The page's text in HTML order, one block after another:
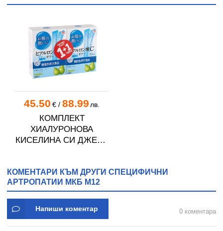
45.50 €/ 88.99 лв.
КОМПЛЕКТ
ХИАЛУРОНОВА
КИСЕЛИНА СИ ДЖЕЛИ
КОМЕНТАРИ КЪМ ДРУГИ СПЕЦИФИЧНИ
АРТРОПАТИИ МКБ M12
Напиши коментар 0 коментара